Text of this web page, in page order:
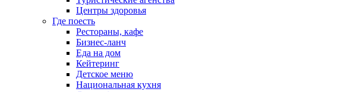
Центры здоровья
Где поесть
Рестораны, кафе
Бизнес-ланч
Еда на дом
Кейтеринг
Детское меню
Национальная кухня